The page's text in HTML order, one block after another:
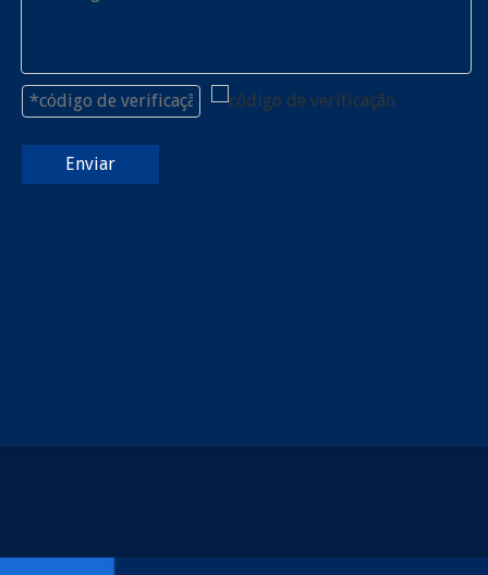
Enviar